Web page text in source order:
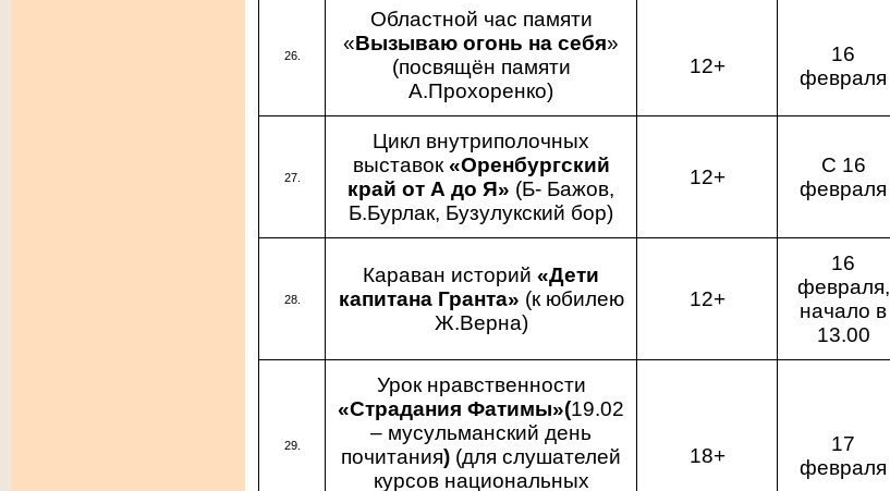
Областной час памяти
«Вызываю огонь на себя»
(посвящён памяти
А.Прохоренко)
12+
16
февраля
Цикл внутриполочных
выставок «Оренбургский
край от А до Я» (Б- Бажов,
Б.Бурлак, Бузулукский бор)
12+
С 16
февраля
Караван историй «Дети
капитана Гранта» (к юбилею
Ж.Верна)
12+
16
февраля,
начало в
13.00
Урок нравственности
«Страдания Фатимы»(19.02
– мусульманский день
почитания) (для слушателей
курсов национальных
18+
17
февраля